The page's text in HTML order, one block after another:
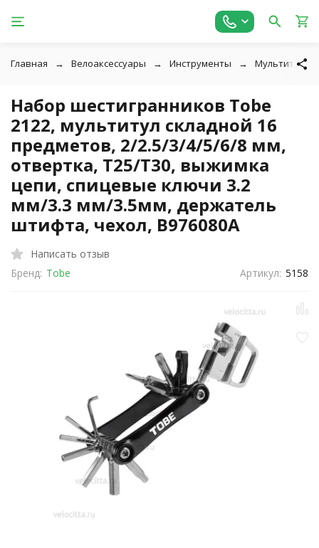
Главная Велоаксессуары Инструменты Мультитулы
Набор шестигранников Tobe
2122, мультитул складной 16
предметов, 2/2.5/3/4/5/6/8 мм,
отвертка, Т25/Т30, выжимка
цепи, спицевые ключи 3.2
мм/3.3 мм/3.5мм, держатель
штифта, чехол, B976080А
Написать отзыв
Бренд: Tobe Артикул: 5158